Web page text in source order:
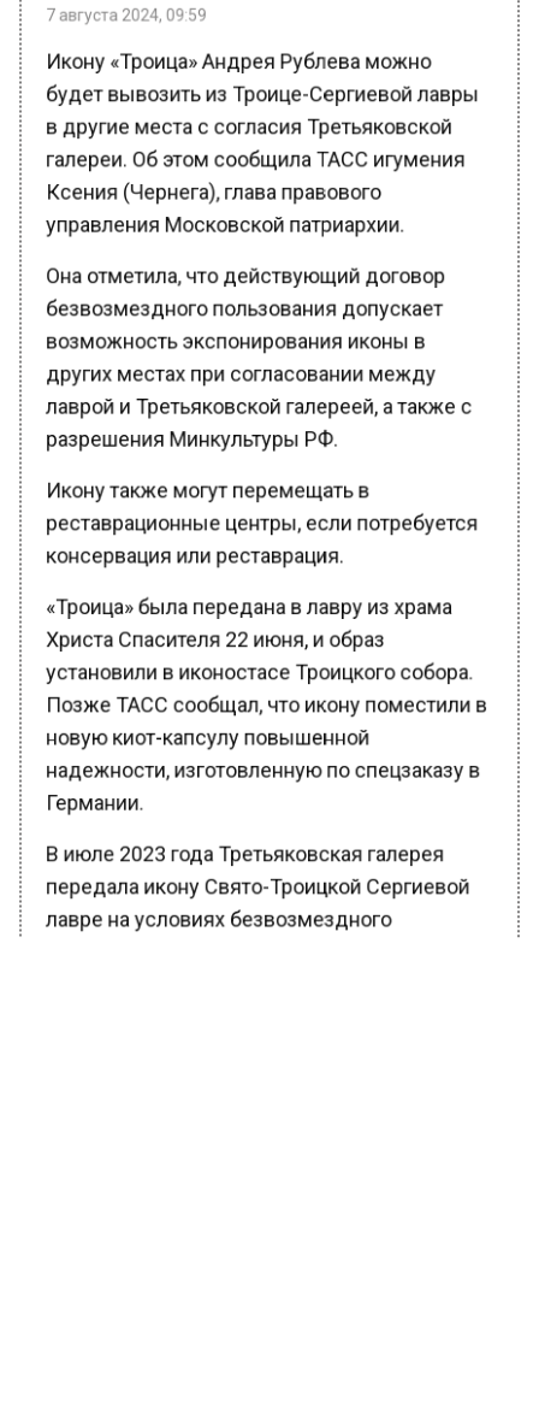
будет вывозить из Троице-Сергиевой лавры
в другие места с согласия Третьяковской
галереи. Об этом сообщила ТАСС игумения
Ксения (Чернега), глава правового
управления Московской патриархии.
Она отметила, что действующий договор
безвозмездного пользования допускает
возможность экспонирования иконы в
других местах при согласовании между
лаврой и Третьяковской галереей, а также с
разрешения Минкультуры РФ.
Икону также могут перемещать в
реставрационные центры, если потребуется
консервация или реставрация.
«Троица» была передана в лавру из храма
Христа Спасителя 22 июня, и образ
установили в иконостасе Троицкого собора.
Позже ТАСС сообщал, что икону поместили в
новую киот-капсулу повышенной
надежности, изготовленную по спецзаказу в
Германии.
В июле 2023 года Третьяковская галерея
передала икону Свято-Троицкой Сергиевой
лавре на условиях безвозмездного